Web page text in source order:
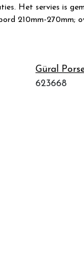
Het servies is
210mm-270mm;
Güral
623668